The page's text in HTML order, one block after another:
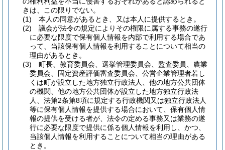
きは、この限りでない。
(1)
本人の同意があるとき、又は本人に提供するとき。
(2)
議会が法令の規定によりその権限に属する事務の遂行
に必要な限度で保有個人情報を内部で利用する場合であ
って、当該保有個人情報を利用することについて相当の
理由があるとき。
(3)
町長、教育委員会、選挙管理委員会、監査委員、農業
委員会、固定資産評価審査委員会、公営企業管理者若し
くは町が設立した地方独立行政法人、他の地方公共団体
の機関、他の地方公共団体が設立した地方独立行政法
人、法第2条第8項に規定する行政機関又は独立行政法人
等に保有個人情報を提供する場合において、保有個人情
報の提供を受ける者が、法令の定める事務又は業務の遂
行に必要な限度で提供に係る個人情報を利用し、かつ、
当該個人情報を利用することについて相当の理由がある
とき。